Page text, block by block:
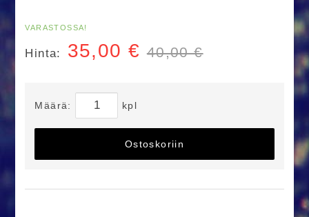
VARASTOSSA!
Hinta: 35,00 € 40,00 €
Määrä: kpl
Ostoskoriin